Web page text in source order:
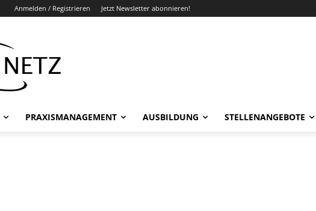
Anmelden / Registrieren Jetzt Newsletter abonnieren!
PRAXISMANAGEMENT AUSBILDUNG STELLENANGEBOTE